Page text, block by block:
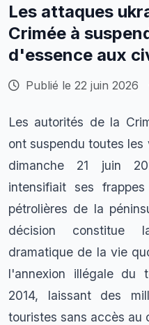
Les attaques
Crimée à
d'essence aux
Publié le 22 juin 2026
Les autorités de la
ont suspendu toutes
dimanche 21 juin
intensifiait ses
pétrolières de la
décision constitue
dramatique de la vie
l'annexion illégale du
2014, laissant des
touristes sans accès au